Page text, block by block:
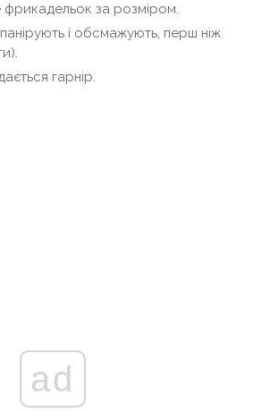
фрикадельок за розміром.
і обсмажують, перш ніж
гарнір.
ad